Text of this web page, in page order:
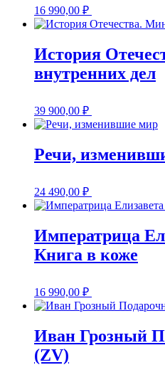
16 990,00 ₽
История
внутренних дел
39 900,00 ₽
Речи,
24 490,00 ₽
Императрица
Книга в коже
16 990,00 ₽
Иван Грозный
(ZV)